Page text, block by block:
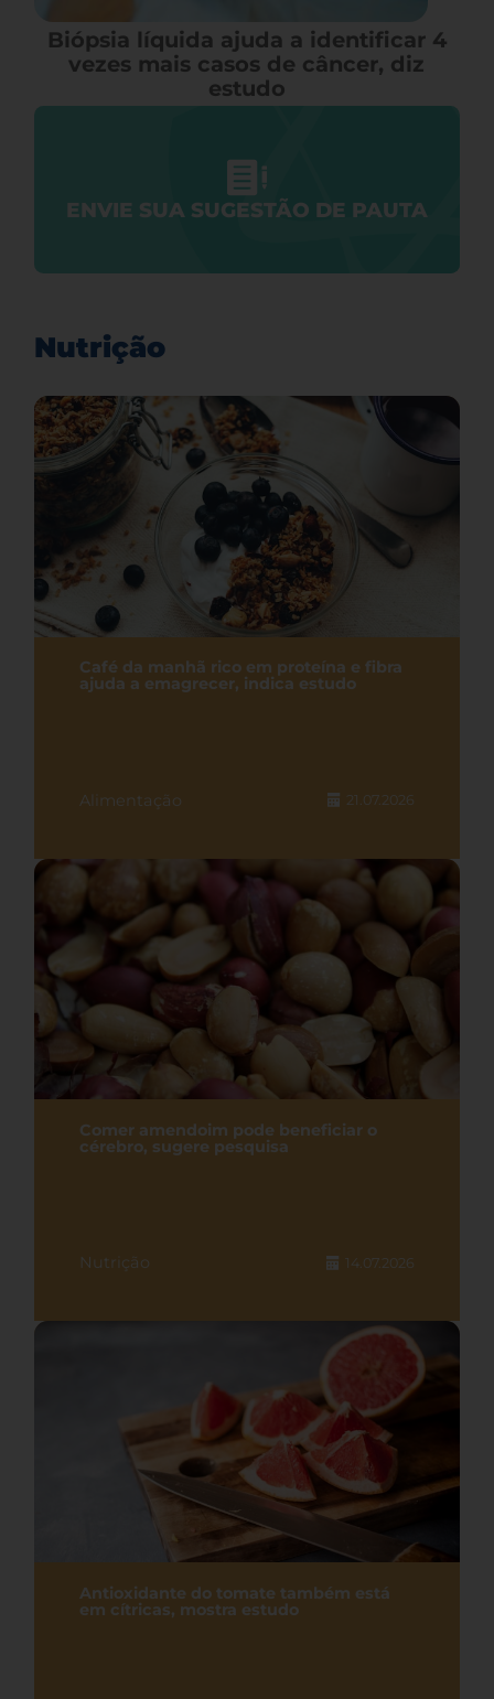
Biópsia líquida ajuda a identificar 4
vezes mais casos de câncer, diz
estudo
ENVIE SUA SUGESTÃO DE PAUTA
Nutrição
Café da manhã rico em proteína e fibra
ajuda a emagrecer, indica estudo
Alimentação 21.07.2026
Comer amendoim pode beneficiar o
cérebro, sugere pesquisa
Nutrição 14.07.2026
Antioxidante do tomate também está
em cítricas, mostra estudo